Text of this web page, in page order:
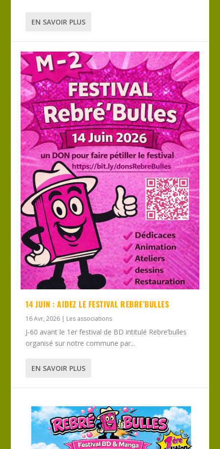
EN SAVOIR PLUS
14 JUIN : AIDEZ LE FESTIVAL REBRE’BULLES
16 Avr, 2026 | Les associations
J-60 avant le 1er festival de BD intitulé Rebre’bulles
organisé sur notre commune par...
EN SAVOIR PLUS